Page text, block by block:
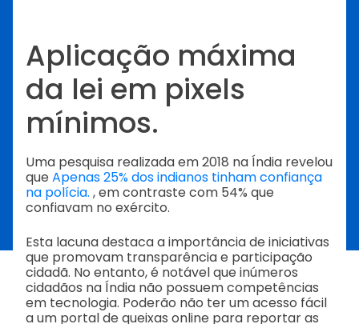
Aplicação máxima
da lei em pixels
mínimos.
Uma pesquisa realizada em 2018 na Índia revelou
que Apenas 25% dos indianos tinham confiança
na polícia. , em contraste com 54% que
confiavam no exército.
Esta lacuna destaca a importância de iniciativas
que promovam transparência e participação
cidadã. No entanto, é notável que inúmeros
cidadãos na Índia não possuem competências
em tecnologia. Poderão não ter um acesso fácil
a um portal de queixas online para reportar as